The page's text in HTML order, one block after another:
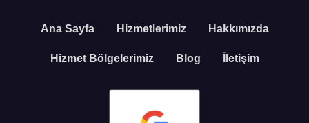
Ana Sayfa Hizmetlerimiz Hakkımızda
Hizmet Bölgelerimiz Blog İletişim